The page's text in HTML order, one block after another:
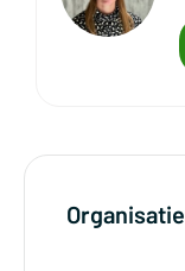
Organisatie